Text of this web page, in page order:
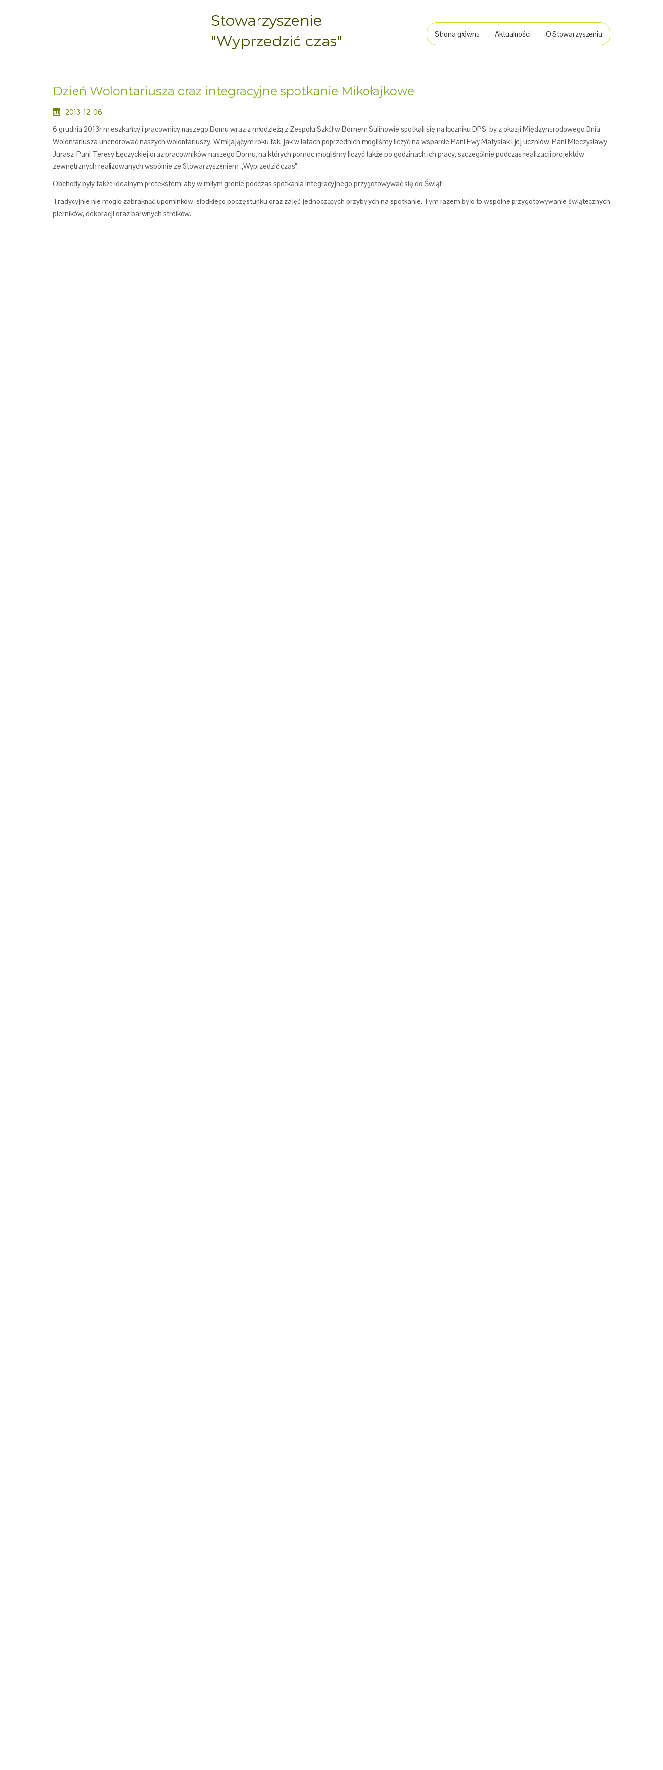
Strona główna Aktualności O Stowarzyszeniu
Stowarzyszenie
"Wyprzedzić czas"
Dzień Wolontariusza oraz integracyjne spotkanie Mikołajkowe
2013-12-06
6 grudnia 2013r mieszkańcy i pracownicy naszego Domu wraz z młodzieżą z Zespołu Szkół w Bornem Sulinowie spotkali się na łączniku DPS, by z okazji Międzynarodowego Dnia
Wolontariusza uhonorować naszych wolontariuszy. W mijającym roku tak, jak w latach poprzednich mogliśmy liczyć na wsparcie Pani Ewy Matysiak i jej uczniów, Pani Mieczysławy
Jurasz, Pani Teresy Łęczyckiej oraz pracowników naszego Domu, na których pomoc mogliśmy liczyć także po godzinach ich pracy, szczególnie podczas realizacji projektów
zewnętrznych realizowanych wspólnie ze Stowarzyszeniem „Wyprzedzić czas”.
Obchody były także idealnym pretekstem, aby w miłym gronie podczas spotkania integracyjnego przygotowywać się do Świąt.
Tradycyjnie nie mogło zabraknąć upominków, słodkiego poczęstunku oraz zajęć jednoczących przybyłych na spotkanie. Tym razem było to wspólne przygotowywanie świątecznych
pierników, dekoracji oraz barwnych stroików.